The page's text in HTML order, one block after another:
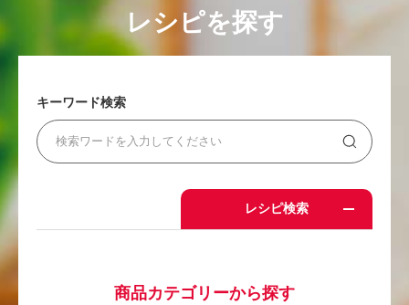
レシピを探す
キーワード検索
レシピ検索
商品カテゴリーから探す